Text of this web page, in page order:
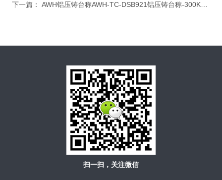
下一篇： AWH铝压铸台称AWH-TC-DSB921铝压铸台称-300KG 上海英展电子称
扫一扫，关注微信